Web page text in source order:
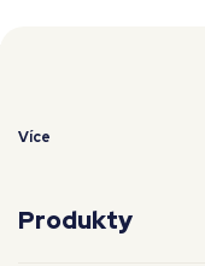
Více
Produkty